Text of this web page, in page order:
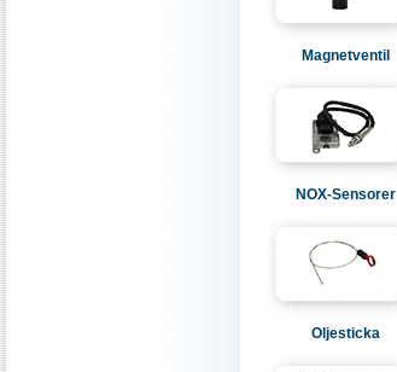
Magnetventil
NOX-Sensorer
Oljesticka